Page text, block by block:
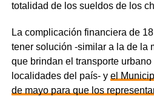
totalidad de los sueldos de los
La complicación financiera de
tener solución -similar a la de la
que brindan el transporte
localidades del país- y el
de mayo para que los